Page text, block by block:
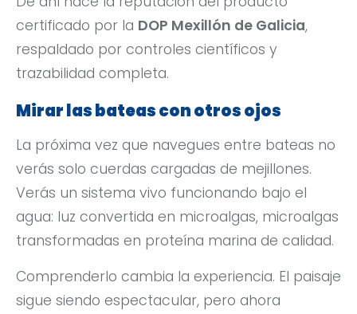
certificado por la DOP Mexillón de Galicia,
respaldado por controles científicos y
trazabilidad completa.
Mirar las bateas con otros ojos
La próxima vez que navegues entre bateas no
verás solo cuerdas cargadas de mejillones.
Verás un sistema vivo funcionando bajo el
agua: luz convertida en microalgas, microalgas
transformadas en proteína marina de calidad.
Comprenderlo cambia la experiencia. El paisaje
sigue siendo espectacular, pero ahora